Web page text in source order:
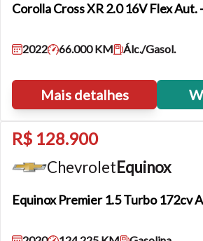
CorollaCross XR 2.0 16V Flex Aut.
2022 66.000 KM Álc./Gasol.
Mais detalhes
R$ 128.900
Chevrolet Equinox
Equinox Premier 1.5 Turbo 172cv